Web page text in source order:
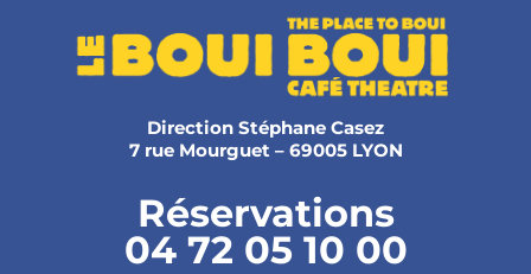
Direction Stéphane Casez
7 rue Mourguet – 69005 LYON
Réservations
04 72 05 10 00